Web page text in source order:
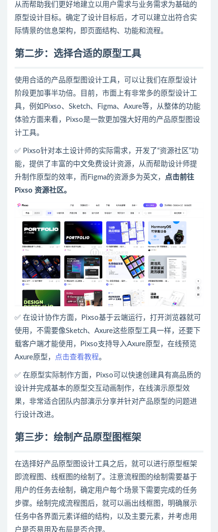
从而帮助我们更好地建立以用户需求与业务需求为基础的
原型设计目标。确定了设计目标后，才可以建立出符合实
际情景的信息架构，即页面结构、功能和流程。
第二步：选择合适的原型工具
使用合适的产品原型 图 设计工具，可以让我们在原型设计
阶段更加事半功倍。目前，市面上有非常多的原型设计工
具，例如Pixso、Sketch、Figma、Axure等，从整体的功能
体验方面来看，Pixso是一款更加强大好用的产品原型图设
计工具。
✅ Pixso针对本土设计师的实际需求，开发了“资源社区”功
能，提供了丰富的中文免费设计资源，从而帮助设计师提
升制作原型的效率，而Figma的资源多为英文，
点击前往
Pixso 资源社区。
✅ 在设计协作方面，Pixso基于云端运行，打开浏览器就可
使用，不需要像Sketch、Axure这些原型工具一样，还要下
载客户端才能使用，Pixso支持导入Axure原型，在线预览
Axure原型，
点击查看教程。
✅ 在原型实际制作方面，Pixso可以快速创建具有高品质的
设计并完成基本的原型交互动画制作，在线演示原型效
果，非常适合团队内部演示分享并针对产品原型的问题进
行设计改进。
第三步：绘制产品原型图框架
在选择好产品原型 图设计工具之后，就可以进行原型框架
即流程图、线框图的绘制了。注意流程图的绘制需要基于
用户的任务去绘制，确定用户每个场景下需要完成的任务
步骤。绘制完成流程图后，就可以画出线框图，明确展示
任务中各界面元素详细的结构，以及主要元素，并考虑用
户是否易用及布局是否合理。